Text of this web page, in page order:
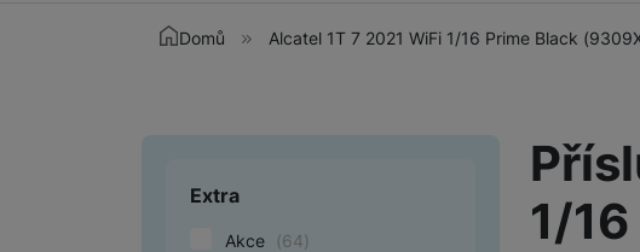
Akce a výprodej
Domů Alcatel 1T 7 2021 WiFi 1/16 Prime Black
1/
Upřesnit parametry
Extra
Akce (64)